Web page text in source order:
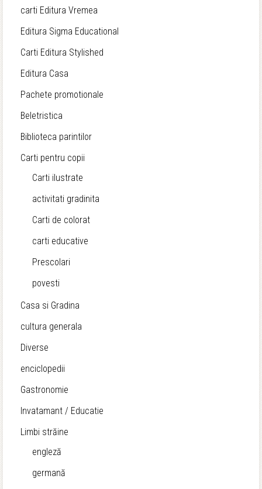
carti Editura Vremea
Editura Sigma Educational
Carti Editura Stylished
Editura Casa
Pachete promotionale
Beletristica
Biblioteca parintilor
Carti pentru copii
Carti ilustrate
activitati gradinita
Carti de colorat
carti educative
Prescolari
povesti
Casa si Gradina
cultura generala
Diverse
enciclopedii
Gastronomie
Invatamant / Educatie
Limbi străine
engleză
germană